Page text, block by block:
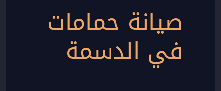
صيانة حمامات
في الدسمة